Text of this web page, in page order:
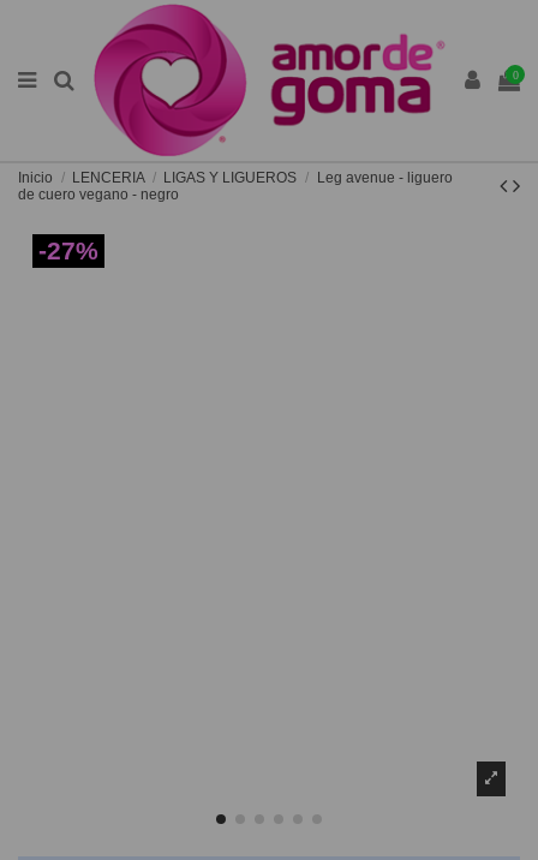
0
Inicio LENCERIA LIGAS Y LIGUEROS
Leg avenue - liguero
de cuero vegano - negro
-27%